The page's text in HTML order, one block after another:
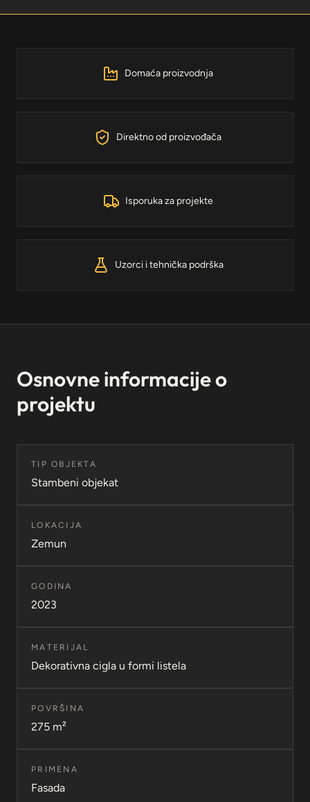
Domaća proizvodnja
Direktno od proizvođača
Isporuka za projekte
Uzorci i tehnička podrška
Osnovne informacije o
projektu
TIP OBJEKTA
Stambeni objekat
LOKACIJA
Zemun
GODINA
2023
MATERIJAL
Dekorativna cigla u formi listela
POVRŠINA
275 m²
PRIMENA
Fasada